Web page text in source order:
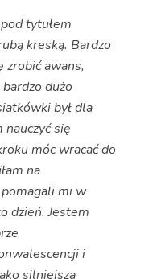
tytułem
kreską. Bardzo
zrobić awans,
dużo
był dla
nauczyć się
móc wracać do
na
mi w
dzień. Jestem
i
silniejsza